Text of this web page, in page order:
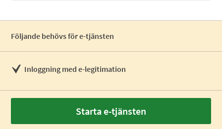
Följande behövs för e-tjänsten
Inloggning med e-legitimation
Starta e-tjänsten